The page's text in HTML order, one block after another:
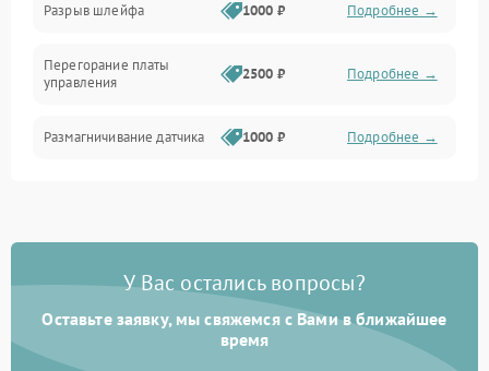
Разрыв шлейфа 1000 ₽ Подробнее →
Перегорание платы
управления
2500 ₽ Подробнее →
Размагничивание датчика 1000 ₽ Подробнее →
цветов дисплея
Подробнее →
коркое время
1000 ₽ Подробнее →
У Вас остались вопросы?
Оставьте заявку, мы свяжемся с Вами в ближайшее
время